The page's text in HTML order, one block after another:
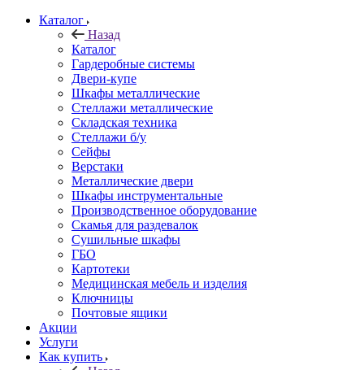
Каталог
Назад
Каталог
Гардеробные системы
Двери-купе
Шкафы металлические
Стеллажи металлические
Складская техника
Стеллажи б/у
Сейфы
Верстаки
Металлические двери
Шкафы инструментальные
Производственное оборудование
Скамья для раздевалок
Сушильные шкафы
ГБО
Картотеки
Медицинская мебель и изделия
Ключницы
Почтовые ящики
Акции
Услуги
Как купить